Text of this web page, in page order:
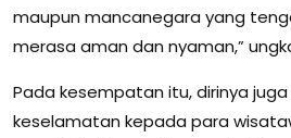
maupun mancanegara yang
merasa aman dan nyaman,”
Pada kesempatan itu, dirinya
keselamatan kepada para